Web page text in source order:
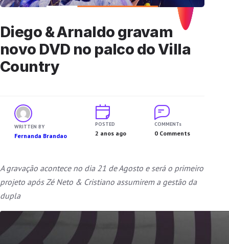
Diego & Arnaldo gravam
novo DVD no palco do Villa
Country
WRITTEN BY
Fernanda Brandao
POSTED
2 anos ago
COMMENTs
0 Comments
A gravação acontece no dia 21 de Agosto e será o primeiro
projeto após Zé Neto & Cristiano assumirem a gestão da
dupla